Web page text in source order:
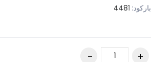
باركود: 4481